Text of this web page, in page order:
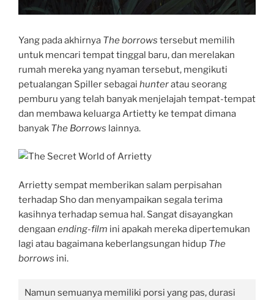
Yang pada akhirnya The borrows tersebut memilih
untuk mencari tempat tinggal baru, dan merelakan
rumah mereka yang nyaman tersebut, mengikuti
petualangan Spiller sebagai hunteratau seorang
pemburu yang telah banyak menjelajah tempat-tempat
dan membawa keluarga Artietty ke tempat dimana
banyak The Borrows lainnya.
Arrietty sempat memberikan salam perpisahan
terhadap Sho dan menyampaikan segala terima
kasihnya terhadap semua hal. Sangat disayangkan
dengaan ending-film ini apakah mereka dipertemukan
lagi atau bagaimana keberlangsungan hidup The
borrows ini.
Namun semuanya memiliki porsi yang pas, durasi